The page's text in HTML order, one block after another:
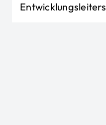
Entwicklungsleiters